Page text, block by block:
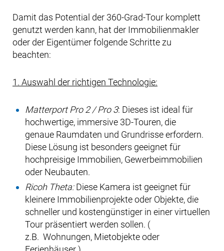
Damit das Potential der 360-Grad-Tour komplett
genutzt werden kann, hat der Immobilienmakler
oder der Eigentümer folgende Schritte zu
beachten:
1. Auswahl der richtigen Technologie:
Matterport Pro 2 / Pro 3: Dieses ist ideal für
hochwertige, immersive 3D-Touren, die
genaue Raumdaten und Grundrisse erfordern.
Diese Lösung ist besonders geeignet für
hochpreisige Immobilien, Gewerbeimmobilien
oder Neubauten.
Ricoh Theta:Diese Kamera ist geeignet für
kleinere Immobilienprojekte oder Objekte, die
schneller und kostengünstiger in einer virtuellen
Tour präsentiert werden sollen. (
z.B. Wohnungen, Mietobjekte oder